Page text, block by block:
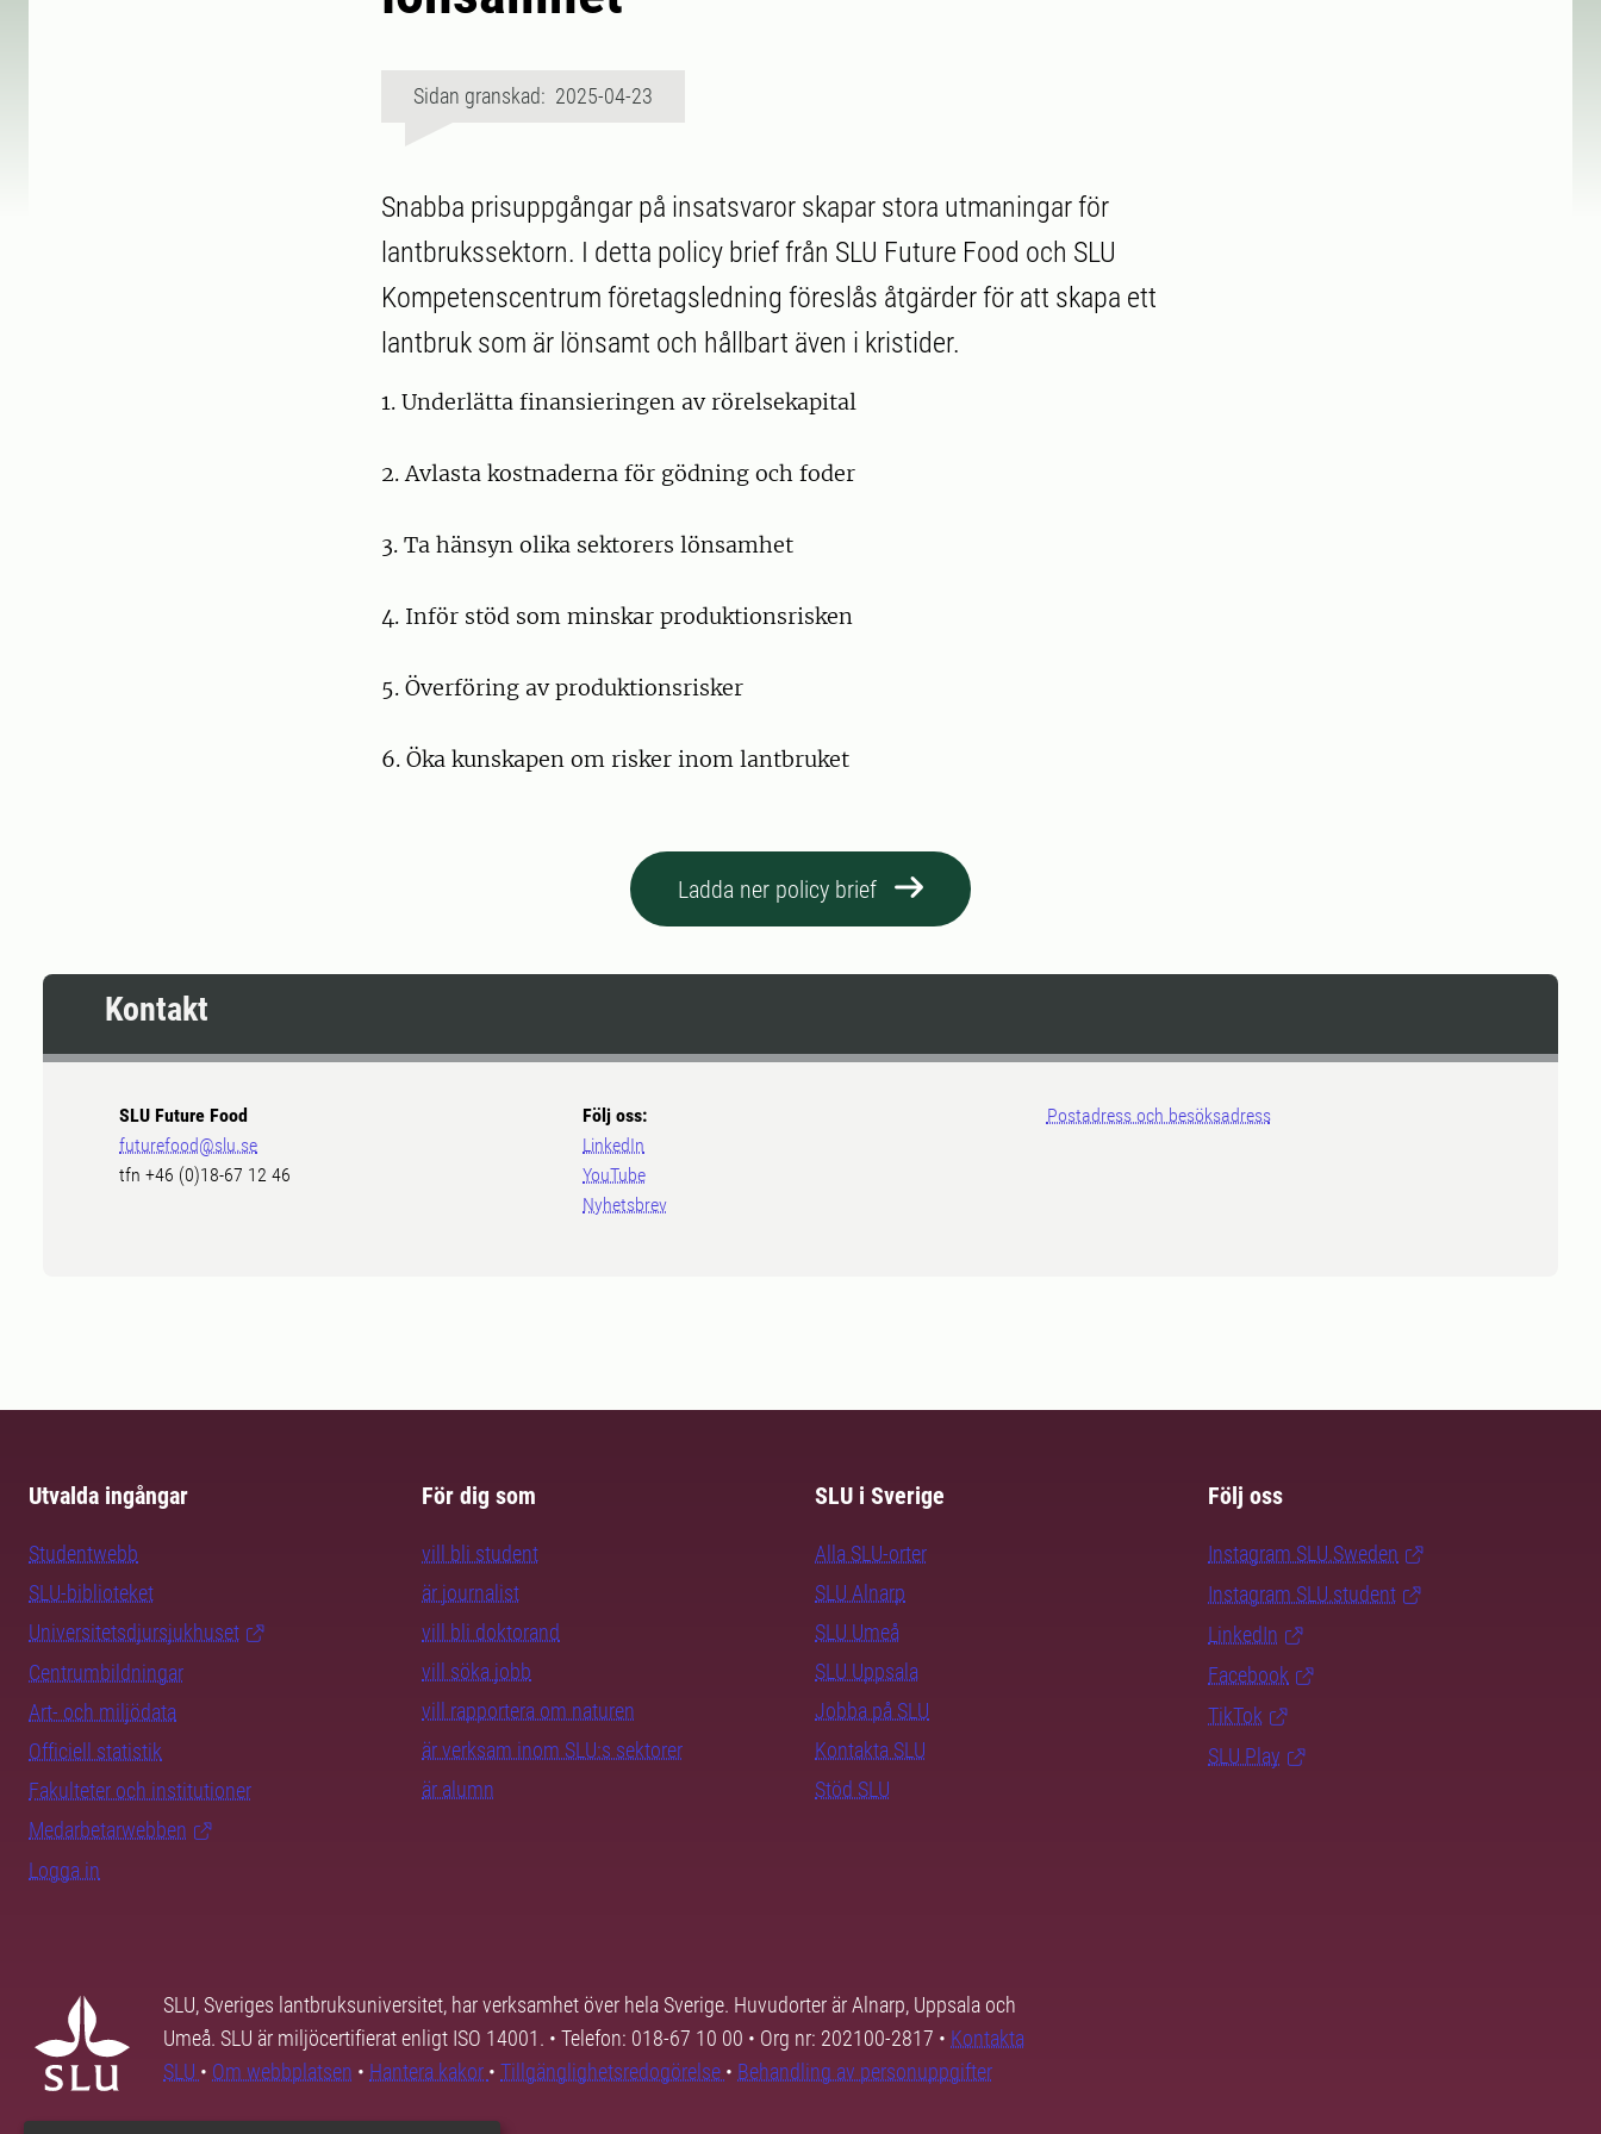
Sidan granskad: 2025-04-23
Snabba prisuppgångar på insatsvaror skapar stora utmaningar för
lantbrukssektorn. I detta policy brief från SLU Future Food och SLU
Kompetenscentrum företagsledning föreslås åtgärder för att skapa ett
lantbruk som är lönsamt och hållbart även i kristider.
1. Underlätta finansieringen av rörelsekapital
2. Avlasta kostnaderna för gödning och foder
3. Ta hänsyn olika sektorers lönsamhet
4. Inför stöd som minskar produktionsrisken
5. Överföring av produktionsrisker
6. Öka kunskapen om risker inom lantbruket
Ladda ner policy brief
Kontakt
SLU Future Food
futurefood@slu.se
tfn +46 (0)18-67 12 46
Följ oss:
LinkedIn
YouTube
Nyhetsbrev
Postadress och besöksadress
Utvalda ingångar
Studentwebb
SLU-biblioteket
Universitetsdjursjukhuset
Centrumbildningar
Art- och miljödata
Officiell statistik
Fakulteter och institutioner
Medarbetarwebben
Logga in
För dig som
vill bli student
är journalist
vill bli doktorand
vill söka jobb
vill rapportera om naturen
är verksam inom SLU:s sektorer
är alumn
SLU i Sverige
Alla SLU-orter
SLU Alnarp
SLU Umeå
SLU Uppsala
Jobba på SLU
Kontakta SLU
Stöd SLU
Följ oss
Instagram SLU.Sweden
Instagram SLU.student
LinkedIn
Facebook
TikTok
SLU Play
SLU, Sveriges lantbruksuniversitet, har verksamhet över hela Sverige. Huvudorter är Alnarp, Uppsala och
Umeå. SLU är miljöcertifierat enligt ISO 14001. • Telefon: 018-67 10 00 • Org nr: 202100-2817 • Kontakta
SLU • Om webbplatsen • Hantera kakor • Tillgänglighetsredogörelse • Behandling av personuppgifter